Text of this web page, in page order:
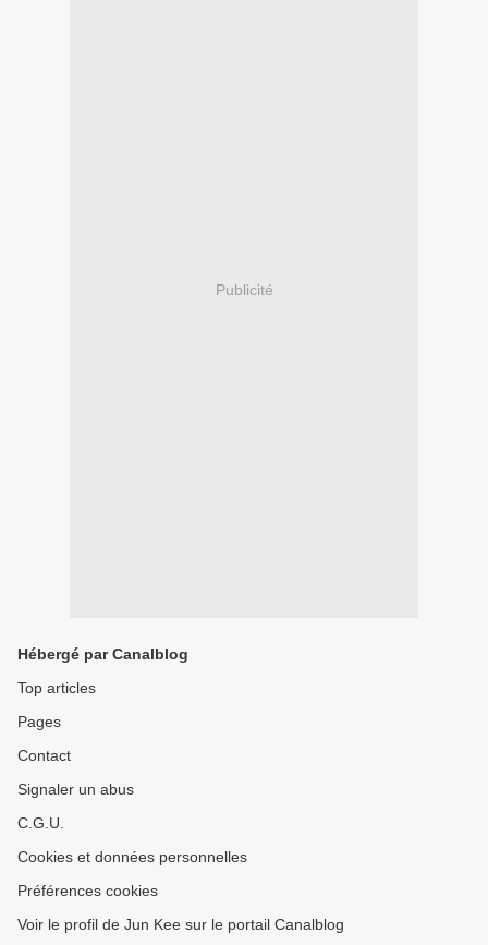
Publicité
Hébergé par Canalblog
Top articles
Pages
Contact
Signaler un abus
C.G.U.
Cookies et données personnelles
Préférences cookies
Voir le profil de Jun Kee sur le portail Canalblog